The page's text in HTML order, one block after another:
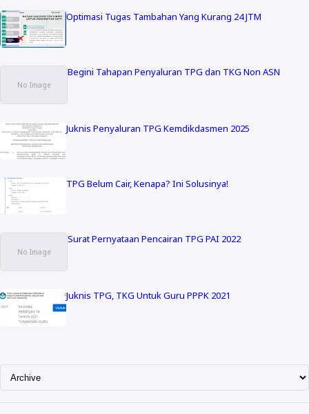
Optimasi Tugas Tambahan Yang Kurang 24 JTM
Begini Tahapan Penyaluran TPG dan TKG Non ASN
Juknis Penyaluran TPG Kemdikdasmen 2025
TPG Belum Cair, Kenapa? Ini Solusinya!
Surat Pernyataan Pencairan TPG PAI 2022
Juknis TPG, TKG Untuk Guru PPPK 2021